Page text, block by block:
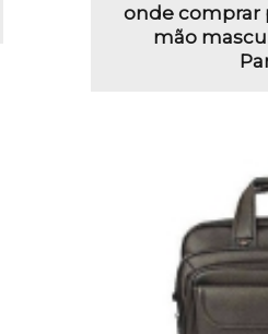
onde comprar
mão